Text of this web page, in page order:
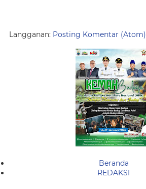
Langganan: Posting Komentar (Atom)
Beranda
REDAKSI